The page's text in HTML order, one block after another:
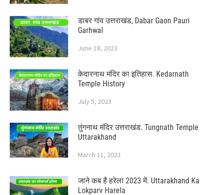
डाबर गांव उत्तराखंड, Dabar Gaon Pauri
Garhwal
June 18, 2023
केदारनाथ मंदिर का इतिहास. Kedarnath
Temple History
July 5, 2023
तुंगनाथ मंदिर उत्तराखंड. Tungnath Temple
Uttarakhand
March 11, 2023
जाने कब है हरेला 2023 में. Uttarakhand Ka
Lokparv Harela